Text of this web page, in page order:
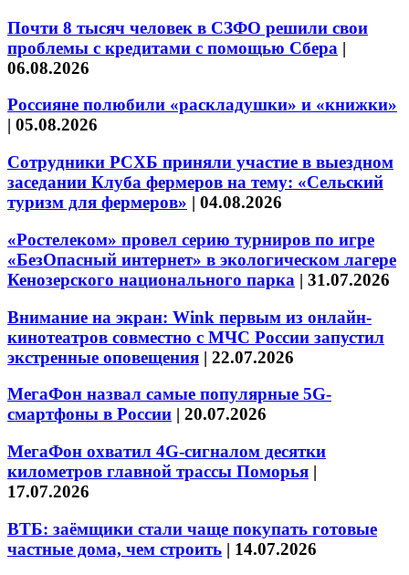
Почти 8 тысяч человек в СЗФО решили свои
проблемы с кредитами с помощью Сбера |
06.08.2026
Россияне полюбили «раскладушки» и «книжки»
| 05.08.2026
Сотрудники РСХБ приняли участие в выездном
заседании Клуба фермеров на тему: «Сельский
туризм для фермеров» | 04.08.2026
«Ростелеком» провел серию турниров по игре
«БезОпасный интернет» в экологическом лагере
Кенозерского национального парка | 31.07.2026
Внимание на экран: Wink первым из онлайн-
кинотеатров совместно с МЧС России запустил
экстренные оповещения | 22.07.2026
МегаФон назвал самые популярные 5G-
смартфоны в России | 20.07.2026
МегаФон охватил 4G-сигналом десятки
километров главной трассы Поморья |
17.07.2026
ВТБ: заёмщики стали чаще покупать готовые
частные дома, чем строить | 14.07.2026